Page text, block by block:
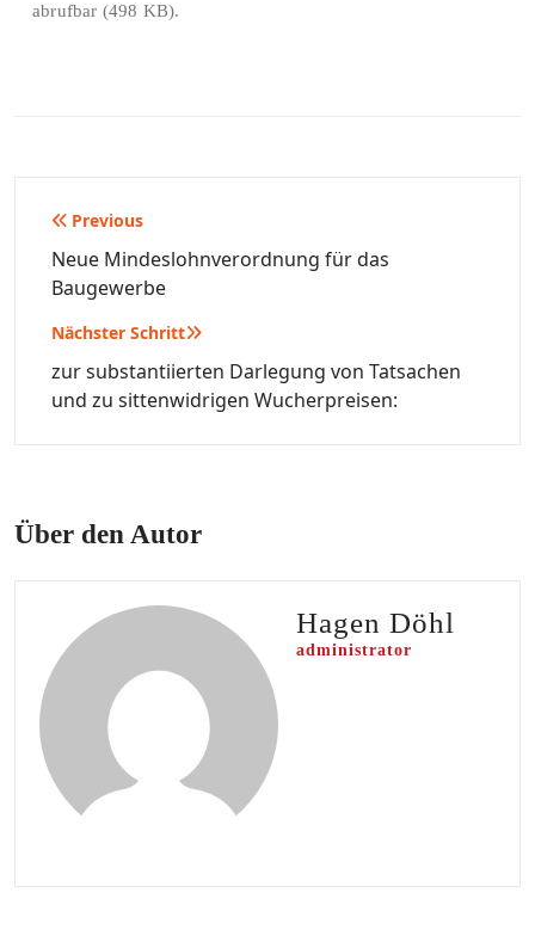
abrufbar (498 KB).
Beitragsnavigation
Previous
Neue Mindeslohnverordnung für das
Baugewerbe
Nächster Schritt
zur substantiierten Darlegung von Tatsachen
und zu sittenwidrigen Wucherpreisen:
Über den Autor
Hagen Döhl
administrator